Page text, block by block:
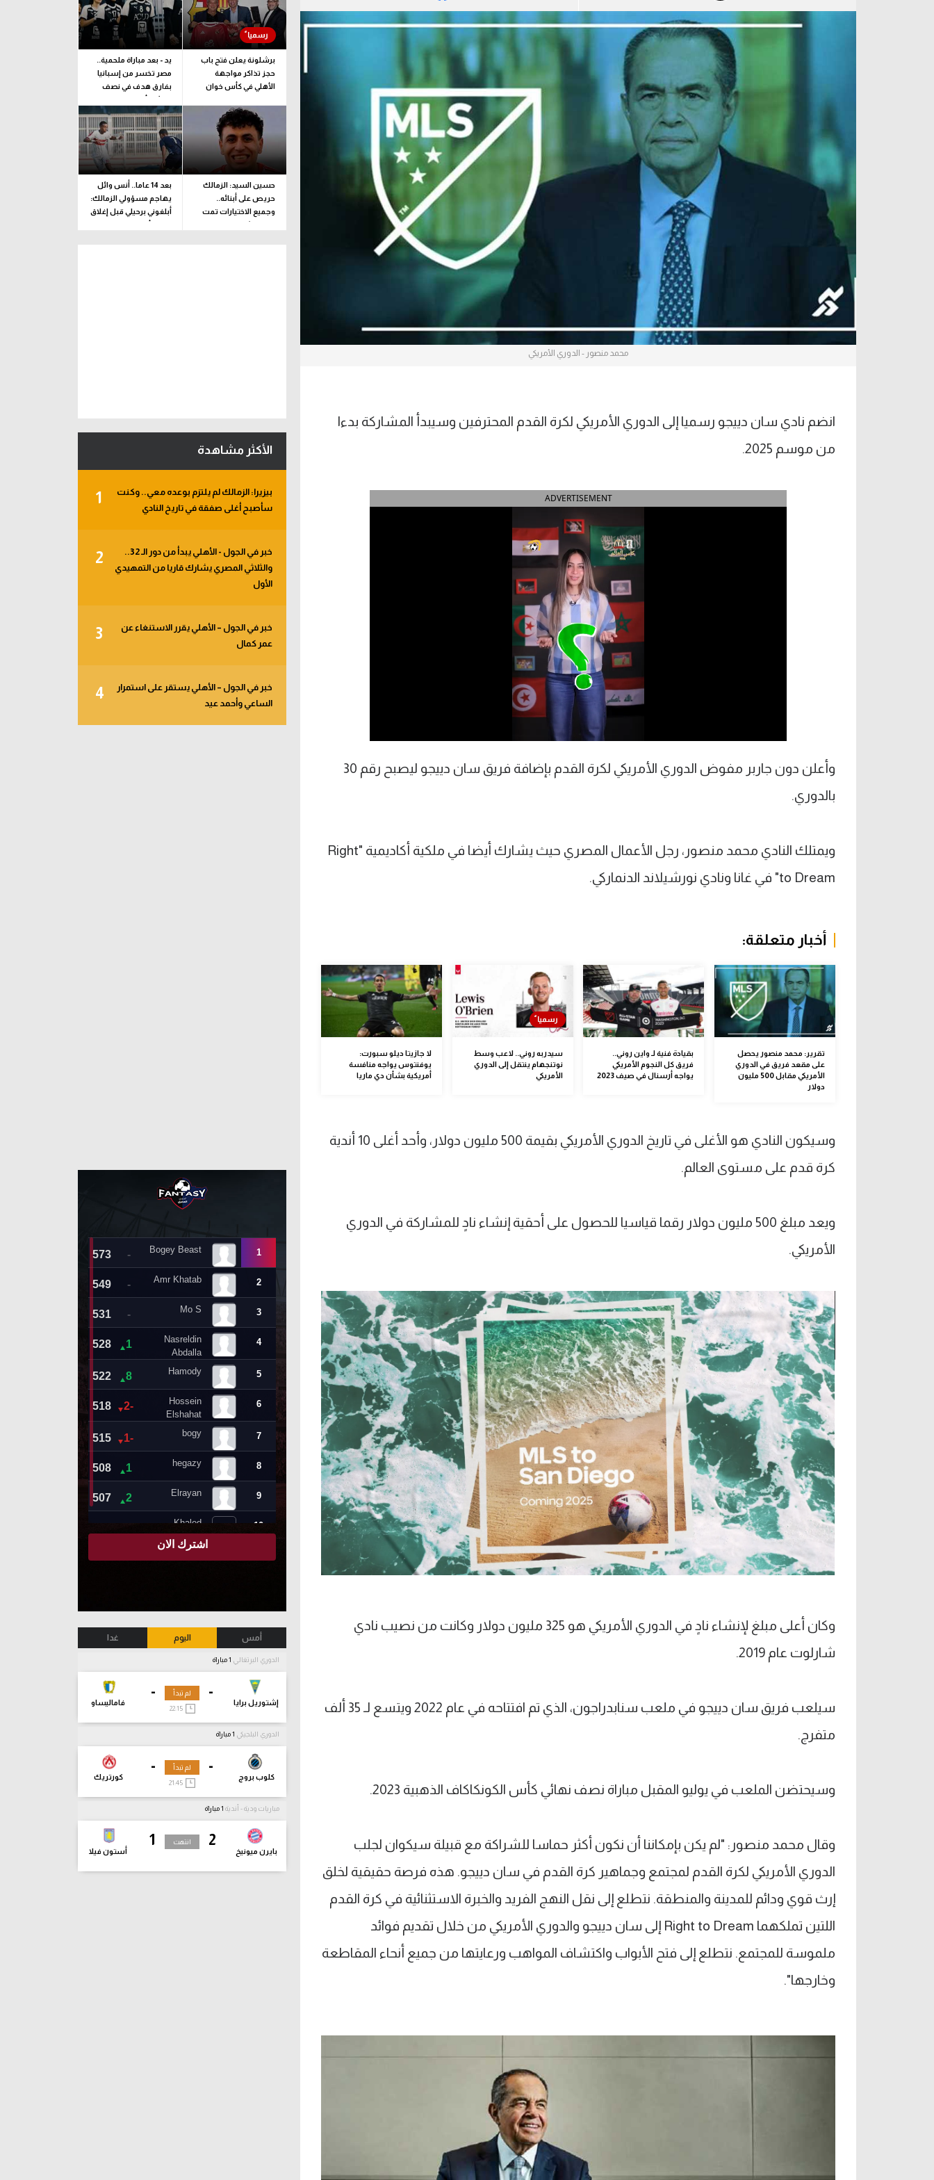
آراء حرة الدوري السعودي للمحترفين
دوري أبطال أوروبا
دوري أبطال إفريقيا
كل البطولات
دوري أبطال أوروبا
القسم الثاني
رياضات أخرى
آسيا
محمد منصور - الدوري الأمريكي
انضم نادي سان دييجو رسميا إلى الدوري الأمريكي لكرة القدم المحترفين وسيبدأ المشاركة بدءا
من موسم 2025.
ADVERTISEMENT
وأعلن دون جاربر مفوض الدوري الأمريكي لكرة القدم بإضافة فريق سان دييجو ليصبح رقم 30
بالدوري.
ويمتلك النادي محمد منصور، رجل الأعمال المصري حيث يشارك أيضا في ملكية أكاديمية "Right
to Dream" في غانا ونادي نورشيلاند الدنماركي.
أخبار متعلقة:
تقرير: محمد منصور يحصل
على مقعد فريق في الدوري
الأمريكي مقابل 500 مليون
دولار
بقيادة فنية لـ واين روني..
فريق كل النجوم الأمريكي
يواجه أرسنال في صيف 2023
سيدربه روني.. لاعب وسط
نوتنجهام ينتقل إلى الدوري
الأمريكي
لا جازيتا ديلو سبورت:
يوفنتوس يواجه منافسة
أمريكية بشأن دي ماريا
وسيكون النادي هو الأغلى في تاريخ الدوري الأمريكي بقيمة 500 مليون دولار، وأحد أغلى 10 أندية
كرة قدم على مستوى العالم.
ويعد مبلغ 500 مليون دولار رقما قياسيا للحصول على أحقية إنشاء نادٍ للمشاركة في الدوري
الأمريكي.
وكان أعلى مبلغ لإنشاء نادٍ في الدوري الأمريكي هو 325 مليون دولار وكانت من نصيب نادي
شارلوت عام 2019.
سيلعب فريق سان دييجو في ملعب سنابدراجون، الذي تم افتتاحه في عام 2022 ويتسع لـ 35 ألف
متفرج.
وسيحتضن الملعب في يوليو المقبل مباراة نصف نهائي كأس الكونكاكاف الذهبية 2023.
وقال محمد منصور: "لم يكن بإمكاننا أن نكون أكثر حماسا للشراكة مع قبيلة سيكوان لجلب
الدوري الأمريكي لكرة القدم لمجتمع وجماهير كرة القدم في سان دييجو. هذه فرصة حقيقية لخلق
إرث قوي ودائم للمدينة والمنطقة. نتطلع إلى نقل النهج الفريد والخبرة الاستثنائية في كرة القدم
اللتين تملكهما Right to Dream إلى سان دييجو والدوري الأمريكي من خلال تقديم فوائد
ملموسة للمجتمع. نتطلع إلى فتح الأبواب واكتشاف المواهب ورعايتها من جميع أنحاء المقاطعة
وخارجها".
برشلونة يعلن فتح باب
حجز تذاكر مواجهة
الأهلي في كأس خوان
يد - بعد مباراة ملحمية..
مصر تخسر من إسبانيا
بفارق هدف في نصف
نهائي كأس العالم
للناشئات
حسين السيد: الزمالك
حريص على أبنائه..
وجميع الاختيارات تمت
وفقا لرؤية فنية بحتة
بعد 14 عاما.. أنس وائل
يهاجم مسؤولي الزمالك:
أبلغوني برحيلي قبل إغلاق
القيد بأيام
الأكثر مشاهدة
1
بيزيرا: الزمالك لم يلتزم بوعده معي.. وكنت
سأصبح أغلى صفقة في تاريخ النادي
2
خبر في الجول - الأهلي يبدأ من دور الـ 32..
والثلاثي المصري يشارك قاريا من التمهيدي
الأول
3
خبر في الجول – الأهلي يقرر الاستنغاء عن
عمر كمال
4
خبر في الجول – الأهلي يستقر على استمرار
الساعي وأحمد عيد
أمس اليوم غدا
الدوري البرتغالي
-
إشتوريل برايا
-
فاماليساو
لم تبدأ
22:15
الدوري البلجيكي
-
كلوب بروج
-
كورتريك
لم تبدأ
مباريات ودية - أندية
2
بايرن ميونيخ
1
أستون فيلا
انتهت